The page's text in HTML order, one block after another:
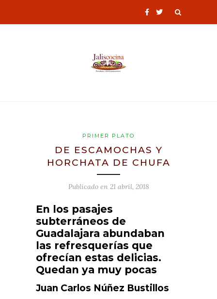
PRIMER PLATO
DE ESCAMOCHAS Y
HORCHATA DE CHUFA
Publicado en 21 abril, 2018
En los pasajes
subterráneos de
Guadalajara abundaban
las refresquerías que
ofrecían estas delicias.
Quedan ya muy pocas
Juan Carlos Núñez Bustillos